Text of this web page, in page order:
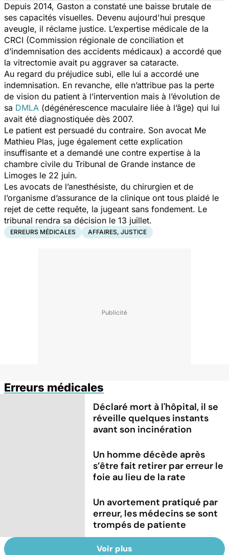
Depuis 2014, Gaston a constaté une baisse brutale de
ses capacités visuelles. Devenu aujourd'hui presque
aveugle, il réclame justice. L’expertise médicale de la
CRCI (Commission régionale de conciliation et
d’indemnisation des accidents médicaux) a accordé que
la vitrectomie avait pu aggraver sa cataracte.
Au regard du préjudice subi, elle lui a accordé une
indemnisation. En revanche, elle n’attribue pas la perte
de vision du patient à l’intervention mais à l’évolution de
sa DMLA (dégénérescence maculaire liée à l’âge) qui lui
avait été diagnostiquée dès 2007.
Le patient est persuadé du contraire. Son avocat Me
Mathieu Plas, juge également cette explication
insuffisante et a demandé une contre expertise à la
chambre civile du Tribunal de Grande instance de
Limoges le 22 juin.
Les avocats de l’anesthésiste, du chirurgien et de
l’organisme d’assurance de la clinique ont tous plaidé le
rejet de cette requête, la jugeant sans fondement. Le
tribunal rendra sa décision le 13 juillet.
ERREURS MÉDICALES AFFAIRES, JUSTICE
Erreurs médicales
Déclaré mort à l'hôpital, il se
réveille quelques instants
avant son incinération
Un homme décède après
s’être fait retirer par erreur le
foie au lieu de la rate
Un avortement pratiqué par
erreur, les médecins se sont
trompés de patiente
Voir plus